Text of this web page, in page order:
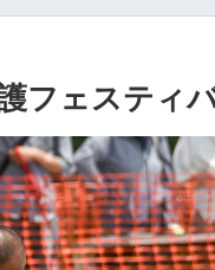
フェスティ